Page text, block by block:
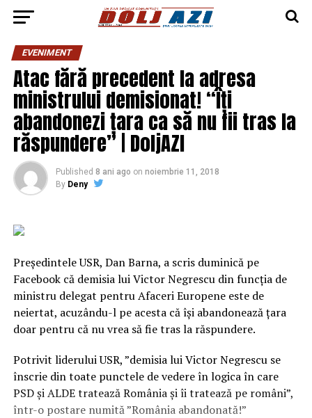
EVENIMENT
Atac fără precedent la adresa
ministrului demisionat! “Îți
abandonezi țara ca să nu fii tras la
răspundere” | DoljAZI
Published 8 ani ago on noiembrie 11, 2018
By Deny
Preşedintele USR, Dan Barna, a scris duminică pe
Facebook că demisia lui Victor Negrescu din funcţia de
ministru delegat pentru Afaceri Europene este de
neiertat, acuzându-l pe acesta că îşi abandonează ţara
doar pentru că nu vrea să fie tras la răspundere.
Potrivit liderului USR, ”demisia lui Victor Negrescu se
înscrie din toate punctele de vedere în logica în care
PSD şi ALDE tratează România şi îi tratează pe români”,
într-o postare numită ”România abandonată!”